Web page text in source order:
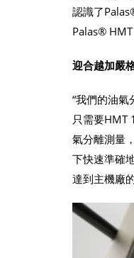
認識了
Palas® HMT
迎合越加嚴
“我們的油
只需要HMT
氣分離測量
下快速準確
達到主機廠